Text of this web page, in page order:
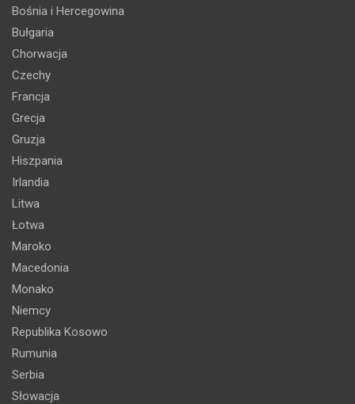
Bośnia i Hercegowina
Bułgaria
Chorwacja
Czechy
Francja
Grecja
Gruzja
Hiszpania
Irlandia
Litwa
Łotwa
Maroko
Macedonia
Monako
Niemcy
Republika Kosowo
Rumunia
Serbia
Słowacja